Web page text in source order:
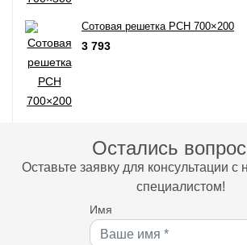
Сотовая решетка РСН 700×200
3 793
Остались
Оставьте заявку для консультации
специалистом!
Имя